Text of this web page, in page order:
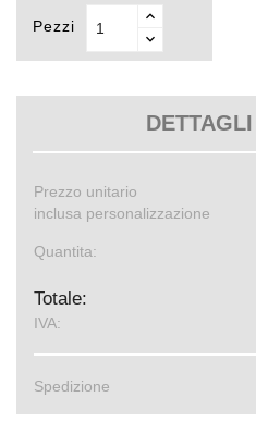
Pezzi
Prezzo unitario
inclusa personalizzazione
Quantita:
Totale:
IVA:
Spedizione